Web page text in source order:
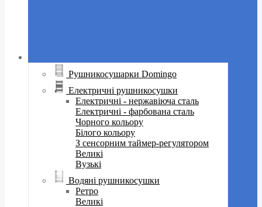
Рушникосушарки Domingo
Електричні рушникосушки
Електричні - нержавіюча сталь
Електричні - фарбована сталь
Чорного кольору
Білого кольору
З сенсорним таймер-регулятором
Великі
Вузькі
Водяні рушникосушки
Ретро
Великі